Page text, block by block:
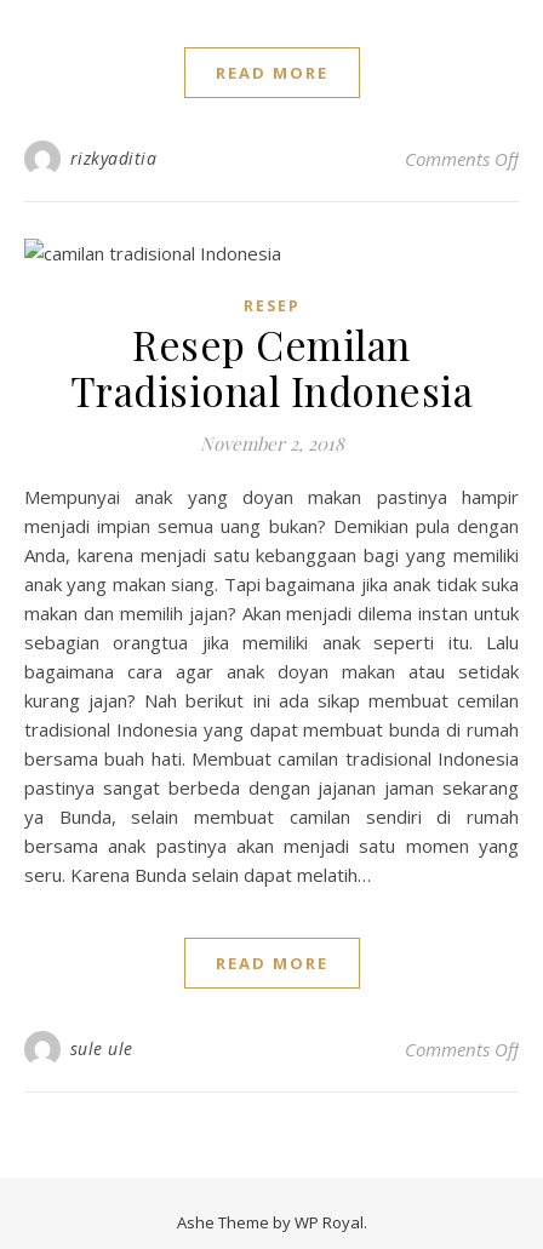
READ MORE
rizkyaditia Comments Offon
RESEP
Resep Cemilan
Tradisional Indonesia
November 2, 2018
Mempunyai anak yang doyan makan pastinya hampir
menjadi impian semua uang bukan? Demikian pula dengan
Anda, karena menjadi satu kebanggaan bagi yang memiliki
anak yang makan siang. Tapi bagaimana jika anak tidak suka
makan dan memilih jajan? Akan menjadi dilema instan untuk
sebagian orangtua jika memiliki anak seperti itu. Lalu
bagaimana cara agar anak doyan makan atau setidak
kurang jajan? Nah berikut ini ada sikap membuat cemilan
tradisional Indonesia yang dapat membuat bunda di rumah
bersama buah hati. Membuat camilan tradisional Indonesia
pastinya sangat berbeda dengan jajanan jaman sekarang
ya Bunda, selain membuat camilan sendiri di rumah
bersama anak pastinya akan menjadi satu momen yang
seru. Karena Bunda selain dapat melatih…
READ MORE
sule ule Comments Offon
Ashe Theme byWP Royal.